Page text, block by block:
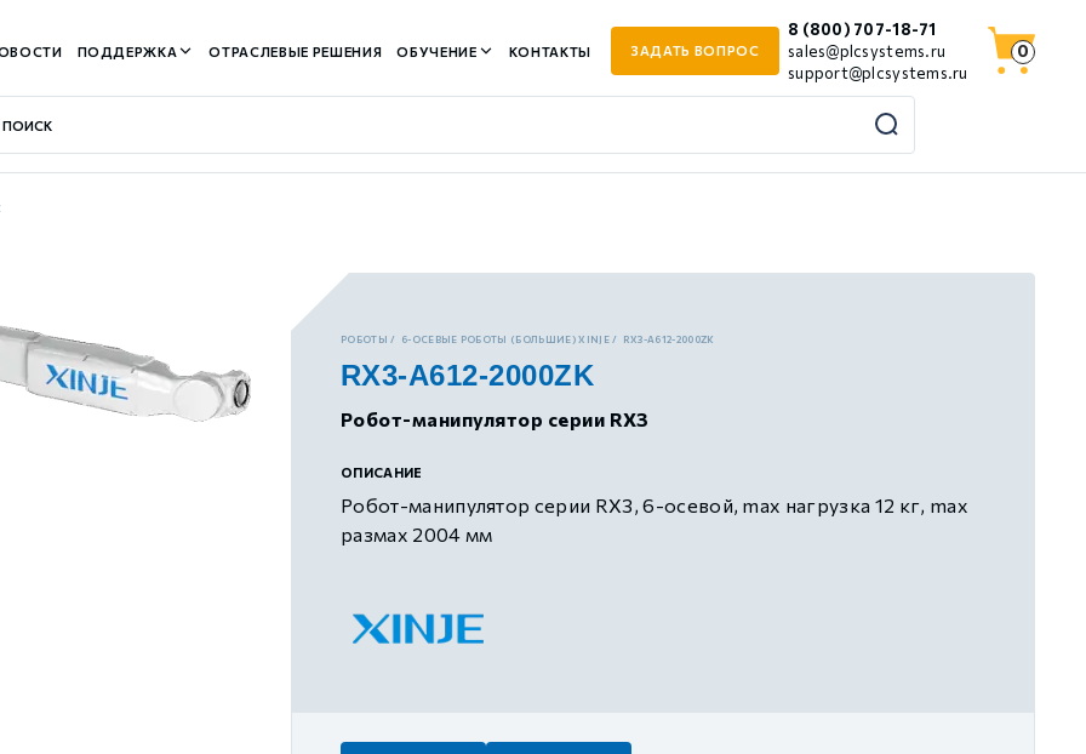
ПОДДЕРЖКА ОТРАСЛЕВЫЕ РЕШЕНИЯ ОБУЧЕНИЕ КОНТАКТЫ ЗАДАТЬ ВОПРОС
8 (800) 707-18-71
sales@plcsystems.ru
support@plcsystems.ru
0
РОБОТЫ 6-ОСЕВЫЕ РОБОТЫ (БОЛЬШИЕ) XINJE RX3-A612-2000ZK
RX3-A612-2000ZK
Робот-манипулятор серии RX3
ОПИСАНИЕ
Робот-манипулятор серии RX3, 6-осевой, max нагрузка 12 кг, max
размах 2004 мм
контуром)
с разомкнутым контуром)